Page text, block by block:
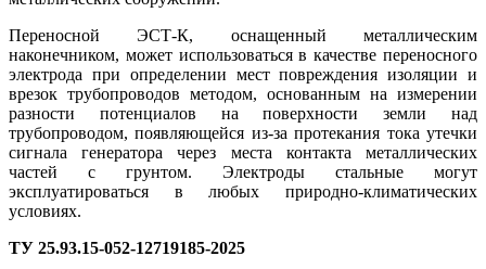
Переносной ЭСТ-К, оснащенный металлическим
наконечником, может использоваться в качестве переносного
электрода при определении мест повреждения изоляции и
врезок трубопроводов методом, основанным на измерении
разности потенциалов на поверхности земли над
трубопроводом, появляющейся из-за протекания тока утечки
сигнала генератора через места контакта металлических
частей с грунтом. Электроды стальные могут
эксплуатироваться в любых природно-климатических
условиях.
ТУ 25.93.15-052-12719185-2025